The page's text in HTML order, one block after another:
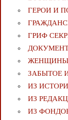
ГЕРОИ И
ГРИФ
ЖЕНЩИНЫ
ЗАБЫТОЕ
ИЗ
ИЗ
ИЗ